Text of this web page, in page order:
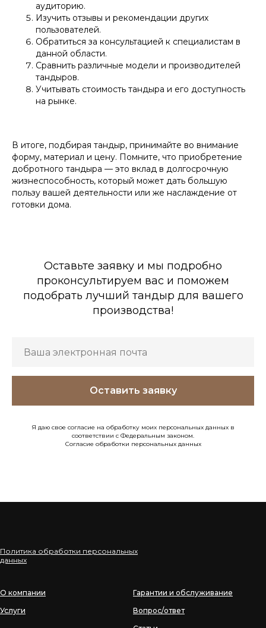
аудиторию.
Изучить отзывы и рекомендации других
пользователей.
Обратиться за консультацией к специалистам в
данной области.
Сравнить различные модели и производителей
тандыров.
Учитывать стоимость тандыра и его доступность
на рынке.
В итоге, подбирая тандыр, принимайте во внимание
форму, материал и цену. Помните, что приобретение
добротного тандыра — это вклад в долгосрочную
жизнеспособность, который может дать большую
пользу вашей деятельности или же наслаждение от
готовки дома.
Оставьте заявку и мы подробно
проконсультируем вас и поможем
подобрать лучший тандыр для вашего
производства!
Оставить заявку
Я даю свое согласие на обработку моих персональных данных в
соответствии с Федеральным законом.
Согласие обработки персональных данных
Политика обработки персональных
данных
О компании
Услуги
Гарантии и обслуживание
Вопрос/ответ